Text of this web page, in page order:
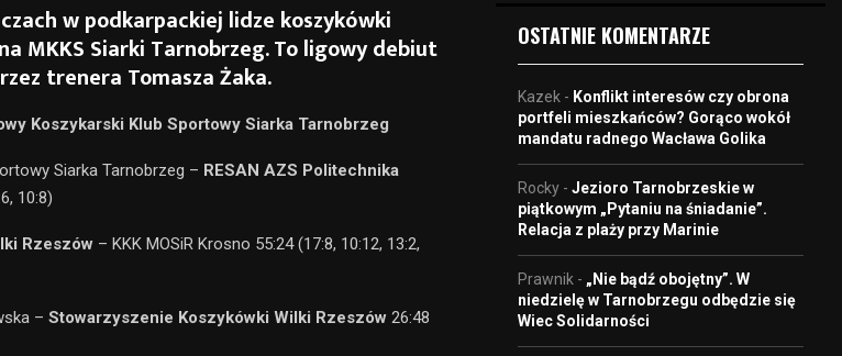
w podkarpackiej lidze koszykówki
MKKS Siarki Tarnobrzeg. To ligowy debiut
trenera Tomasza Żaka.
Koszykarski Klub Sportowy Siarka Tarnobrzeg
Siarka Tarnobrzeg – RESAN AZS Politechnika
10:8)
Rzeszów – KKK MOSiR Krosno 55:24 (17:8, 10:12, 13:2,
– Stowarzyszenie Koszykówki Wilki Rzeszów 26:48
e
o
OSTATNIE KOMENTARZE
Kazek - Konflikt interesów czy obrona
portfeli mieszkańców? Gorąco wokół
mandatu radnego Wacława Golika
Rocky - Jezioro Tarnobrzeskie w
piątkowym „Pytaniu na śniadanie”.
Relacja z plaży przy Marinie
Prawnik - „Nie bądź obojętny”. W
niedzielę w Tarnobrzegu odbędzie się
Wiec Solidarności